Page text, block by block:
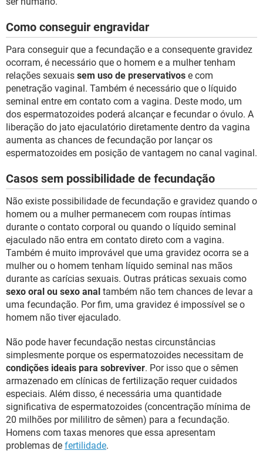
Como conseguir engravidar
Para conseguir que a fecundação e a consequente gravidez
ocorram, é necessário que o homem e a mulher tenham
relações sexuais sem uso de preservativos e com
penetração vaginal. Também é necessário que o líquido
seminal entre em contato com a vagina. Deste modo, um
dos espermatozoides poderá alcançar e fecundar o óvulo. A
liberação do jato ejaculatório diretamente dentro da vagina
aumenta as chances de fecundação por lançar os
espermatozoides em posição de vantagem no canal vaginal.
Casos sem possibilidade de fecundação
Não existe possibilidade de fecundação e gravidez quando o
homem ou a mulher permanecem com roupas íntimas
durante o contato corporal ou quando o líquido seminal
ejaculado não entra em contato direto com a vagina.
Também é muito improvável que uma gravidez ocorra se a
mulher ou o homem tenham líquido seminal nas mãos
durante as carícias sexuais. Outras práticas sexuais como
sexo oral ou sexo anal também não tem chances de levar a
uma fecundação. Por fim, uma gravidez é impossível se o
homem não tiver ejaculado.
Não pode haver fecundação nestas circunstâncias
simplesmente porque os espermatozoides necessitam de
condições ideais para sobreviver. Por isso que o sêmen
armazenado em clínicas de fertilização requer cuidados
especiais. Além disso, é necessária uma quantidade
significativa de espermatozoides (concentração mínima de
20 milhões por mililitro de sêmen) para a fecundação.
Homens com taxas menores que essa apresentam
problemas de fertilidade.